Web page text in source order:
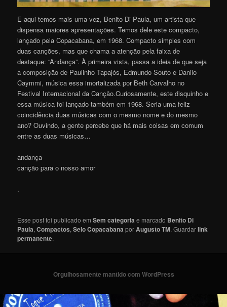
E aqui temos mais uma vez, Benito Di Paula, um artista que
dispensa maiores apresentações. Temos dele este compacto,
lançado pela Copacabana, em 1968. Compacto simples com
duas canções, mas que chama a atenção pela faixa de
destaque: “Andança”. À primeira vista, passa a ideia de que seja
a composição de Paulinho Tapajós, Edmundo Souto e Danilo
Caymmi, música essa imortalizada por Beth Carvalho no
Festival Internacional da Canção.Curiosamente, este disquinho e
essa música foi lançado também em 1968. Seria uma feliz
coincidência duas músicas com o mesmo nome e do mesmo
ano? Ouvindo, a gente percebe que há mais coisas em comum
entre as duas músicas…
andança
canção para o nosso amor
.
Esse post foi publicado emSem categoria e marcado Benito Di
Paula,Compactos,Selo Copacabana porAugusto TM. Guardarlink
permanente.
Orgulhosamente mantido com WordPress